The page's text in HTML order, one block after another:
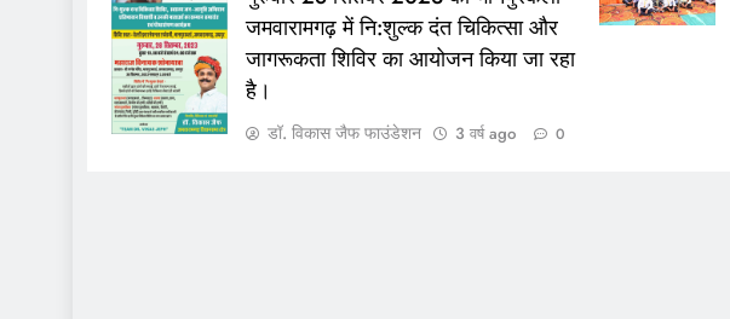
जमवारामगढ़ में नि:शुल्क दंत चिकित्सा और
जागरूकता शिविर का आयोजन किया जा रहा
है।
डॉ. विकास जैफ फाउंडेशन 3 वर्ष ago 0